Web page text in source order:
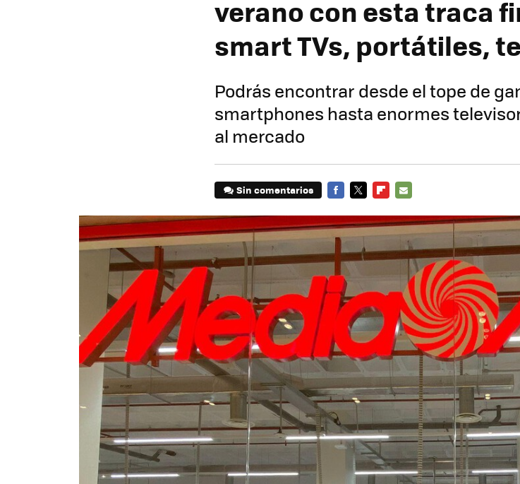
verano con esta traca
smart TVs, portátiles,
Podrás encontrar desde el tope de
smartphones hasta enormes
al mercado
Sin comentarios
MAIL